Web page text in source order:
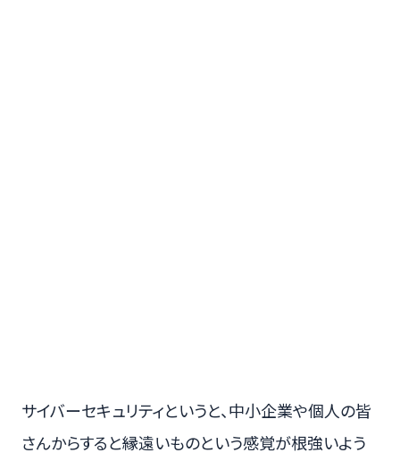
サイバーセキュリティというと、中小企業や個人の皆
さんからすると縁遠いものという感覚が根強いよう